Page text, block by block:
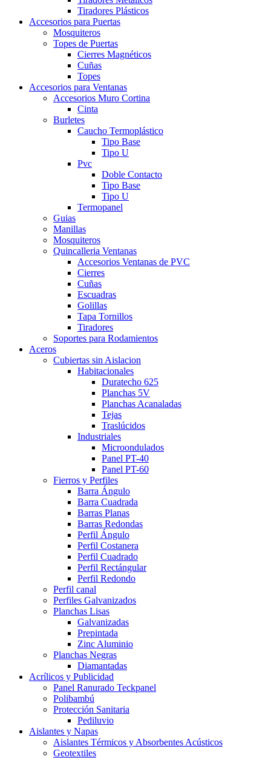
Tiradores Plásticos
Accesorios para Puertas
Mosquiteros
Topes de Puertas
Cierres Magnéticos
Cuñas
Topes
Accesorios para Ventanas
Accesorios Muro Cortina
Cinta
Burletes
Caucho Termoplástico
Tipo Base
Tipo U
Pvc
Doble Contacto
Tipo Base
Tipo U
Termopanel
Guias
Manillas
Mosquiteros
Quincalleria Ventanas
Accesorios Ventanas de PVC
Cierres
Cuñas
Escuadras
Golillas
Tapa Tornillos
Tiradores
Soportes para Rodamientos
Aceros
Cubiertas sin Aislacion
Habitacionales
Duratecho 625
Planchas 5V
Planchas Acanaladas
Tejas
Traslúcidos
Industriales
Microondulados
Panel PT-40
Panel PT-60
Fierros y Perfiles
Barra Ángulo
Barra Cuadrada
Barras Planas
Barras Redondas
Perfil Ángulo
Perfil Costanera
Perfil Cuadrado
Perfil Rectángular
Perfil Redondo
Perfil canal
Perfiles Galvanizados
Planchas Lisas
Galvanizadas
Prepintada
Zinc Aluminio
Planchas Negras
Diamantadas
Acrílicos y Publicidad
Panel Ranurado Teckpanel
Polibambú
Protección Sanitaria
Pediluvio
Aislantes y Napas
Aislantes Térmicos y Absorbentes Acústicos
Geotextiles